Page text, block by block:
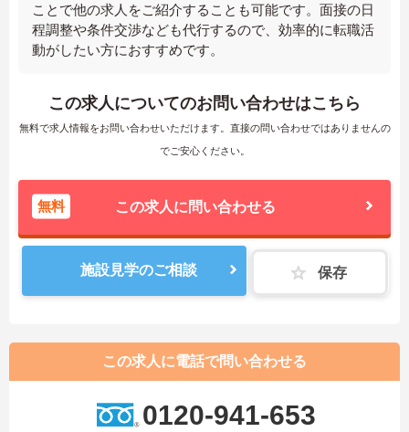
ことで他の求人をご紹介することも可能です。面接の日
程調整や条件交渉なども代行するので、効率的に転職活
動がしたい方におすすめです。
この求人についてのお問い合わせはこちら
無料で求人情報をお問い合わせいただけます。直接の問い合わせではありませんの
でご安心ください。
無料 この求人に問い合わせる
施設見学のご相談 保存
この求人に電話で問い合わせる
0120-941-653